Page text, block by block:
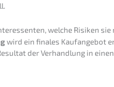
welche Risiken
wird ein finales Kaufan­ge­bot
der Verhand­lung in einen